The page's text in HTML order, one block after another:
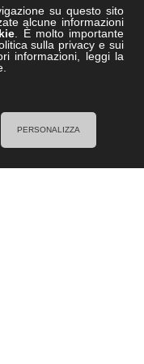
Locali
su questo sito
alcune informazioni
. È molto importante
sulla privacy e sui
informazioni, leggi la
PERSONALIZZA